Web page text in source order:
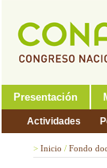
Presentación
Actividades
> Inicio / Fondo